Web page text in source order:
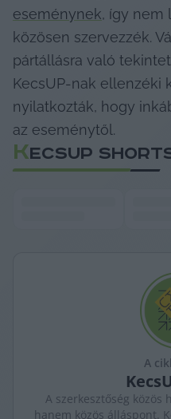
eseménynek, így nem
közösen szervezzék.
pártállásra való
KecsUP-nak ellenzéki
nyilatkozták, hogy
az eseménytől.
KECSUP
A
A szerkesztőség közös
hanem közös álláspont.